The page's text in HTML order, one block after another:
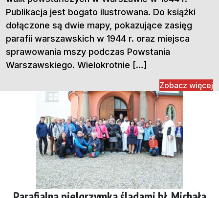
Publikacja jest bogato ilustrowana. Do książki
dołączone są dwie mapy, pokazujące zasięg
parafii warszawskich w 1944 r. oraz miejsca
sprawowania mszy podczas Powstania
Warszawskiego. Wielokrotnie […]
Zobacz więcej